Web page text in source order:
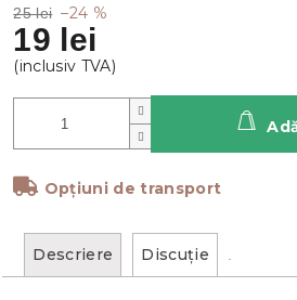
25 lei –24 %
19 lei
Opțiuni de transport
Descriere Discuţie